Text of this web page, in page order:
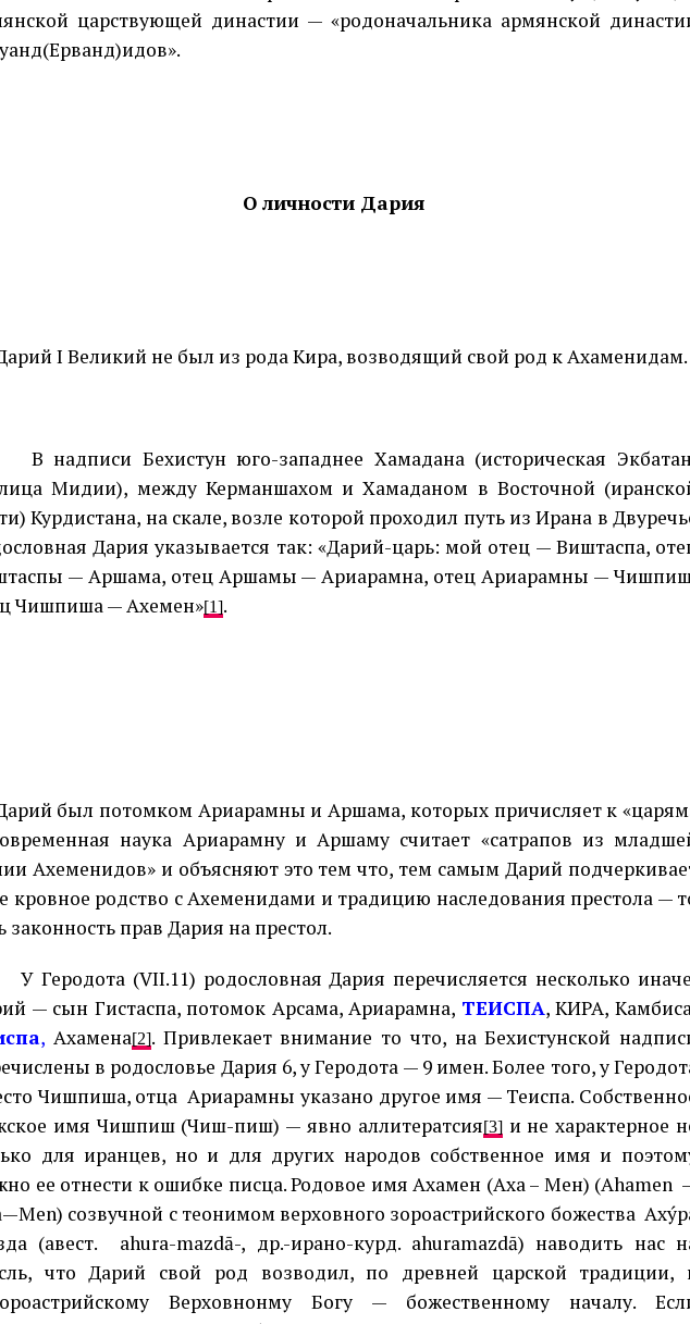
царствующей династии — «родоначальника армянской
О личности Дария
I Великий не был из рода Кира, возводящий свой род к Ахаменидам.
В надписи Бехистун юго-западнее Хамадана (историческая
Мидии), между Керманшахом и Хамаданом в Восточной
Курдистана, на скале, возле которой проходил путь из Ирана в
Дария указывается так: «Дарий-царь: мой отец — Виштаспа,
— Аршама, отец Аршамы — Ариарамна, отец Ариарамны —
Чишпиша — Ахемен»[1].
был потомком Ариарамны и Аршама, которых причисляет к
наука Ариарамну и Аршаму считает «сатрапов из
Ахеменидов» и объясняют это тем что, тем самым Дарий
кровное родство с Ахеменидами и традицию наследования престола —
законность прав Дария на престол.
У Геродота (VII.11) родословная Дария перечисляется несколько
— сын Гистаспа, потомок Арсама, Ариарамна, ТЕИСПА, КИРА,
, Ахамена[2]. Привлекает внимание то что, на Бехистунской
в родословье Дария 6, у Геродота — 9 имен. Более того, у
Чишпиша, отца Ариарамны указано другое имя — Теиспа.
имя Чишпиш (Чиш-пиш) — явно аллитератсия[3]и не характерное
для иранцев, но и для других народов собственное имя и
ее отнести к ошибке писца. Родовое имя Ахамен (Аха – Мен) (Ahamen
—Men) созвучной с теонимом верховного зороастрийского божества
(авест.
ahura-mazdā-, др.-ирано-курд. ahuramazdā) наводить нас
что Дарий свой род возводил, по древней царской традиции,
Верховнонму Богу — божественному началу.